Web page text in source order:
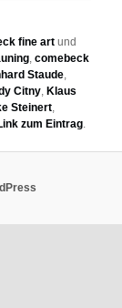
fine art und
,comebeck
Staude
Citny ,Klaus
Steinert
zum Eintrag